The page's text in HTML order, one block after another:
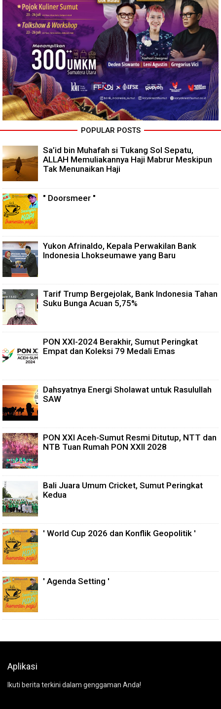
POPULAR POSTS
Sa’id bin Muhafah si Tukang Sol Sepatu,
ALLAH Memuliakannya Haji Mabrur Meskipun
Tak Menunaikan Haji
" Doorsmeer "
Yukon Afrinaldo, Kepala Perwakilan Bank
Indonesia Lhokseumawe yang Baru
Tarif Trump Bergejolak, Bank Indonesia Tahan
Suku Bunga Acuan 5,75%
PON XXI-2024 Berakhir, Sumut Peringkat
Empat dan Koleksi 79 Medali Emas
Dahsyatnya Energi Sholawat untuk Rasulullah
SAW
PON XXI Aceh-Sumut Resmi Ditutup, NTT dan
NTB Tuan Rumah PON XXII 2028
Bali Juara Umum Cricket, Sumut Peringkat
Kedua
' World Cup 2026 dan Konflik Geopolitik '
' Agenda Setting '
Aplikasi
Ikuti berita terkini dalam genggaman Anda!